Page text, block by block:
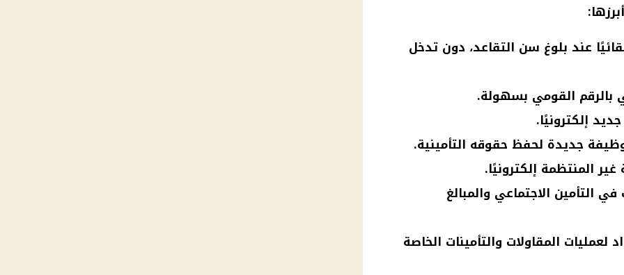
عند بلوغ سن التقاعد، دون تدخل
بالرقم القومي بسهولة.
إلكترونيًا.
جديدة لحفظ حقوقه التأمينية.
المنتظمة إلكترونيًا.
التأمين الاجتماعي والمبالغ
المقاولات والتأمينات الخاصة